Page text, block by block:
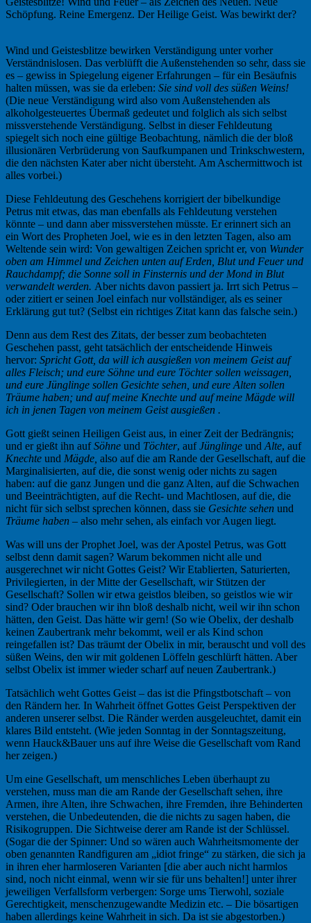
Schöpfung. Reine Emergenz. Der Heilige Geist. Was bewirkt der?
Wind und Geistesblitze bewirken Verständigung unter vorher
Verständnislosen. Das verblüfft die Außenstehenden so sehr, dass sie
es – gewiss in Spiegelung eigener Erfahrungen – für ein Besäufnis
halten müssen, was sie da erleben: Sie sind voll des süßen Weins!
(Die neue Verständigung wird also vom Außenstehenden als
alkoholgesteuertes Übermaß gedeutet und folglich als sich selbst
missverstehende Verständigung. Selbst in dieser Fehldeutung
spiegelt sich noch eine gültige Beobachtung, nämlich die der bloß
illusionären Verbrüderung von Saufkumpanen und Trinkschwestern,
die den nächsten Kater aber nicht übersteht. Am Aschermittwoch ist
alles vorbei.)
Diese Fehldeutung des Geschehens korrigiert der bibelkundige
Petrus mit etwas, das man ebenfalls als Fehldeutung verstehen
könnte – und dann aber missverstehen müsste. Er erinnert sich an
ein Wort des Propheten Joel, wie es in den letzten Tagen, also am
Weltende sein wird: Von gewaltigen Zeichen spricht er, von Wunder
oben am Himmel und Zeichen unten auf Erden, Blut und Feuer und
Rauchdampf; die Sonne soll in Finsternis und der Mond in Blut
verwandelt werden. Aber nichts davon passiert ja. Irrt sich Petrus –
oder zitiert er seinen Joel einfach nur vollständiger, als es seiner
Erklärung gut tut? (Selbst ein richtiges Zitat kann das falsche sein.)
Denn aus dem Rest des Zitats, der besser zum beobachteten
Geschehen passt, geht tatsächlich der entscheidende Hinweis
hervor: Spricht Gott, da will ich ausgießen von meinem Geist auf
alles Fleisch; und eure Söhne und eure Töchter sollen weissagen,
und eure Jünglinge sollen Gesichte sehen, und eure Alten sollen
Träume haben; und auf meine Knechte und auf meine Mägde will
ich in jenen Tagen von meinem Geist ausgießen .
Gott gießt seinen Heiligen Geist aus, in einer Zeit der Bedrängnis;
und er gießt ihn aufSöhne und Töchter, aufJünglinge und Alte, auf
Knechte und Mägde, also auf die am Rande der Gesellschaft, auf die
Marginalisierten, auf die, die sonst wenig oder nichts zu sagen
haben: auf die ganz Jungen und die ganz Alten, auf die Schwachen
und Beeinträchtigten, auf die Recht- und Machtlosen, auf die, die
nicht für sich selbst sprechen können, dass sie Gesichte sehen und
Träume haben – also mehr sehen, als einfach vor Augen liegt.
Was will uns der Prophet Joel, was der Apostel Petrus, was Gott
selbst denn damit sagen? Warum bekommen nicht alle und
ausgerechnet wir nicht Gottes Geist? Wir Etablierten, Saturierten,
Privilegierten, in der Mitte der Gesellschaft, wir Stützen der
Gesellschaft? Sollen wir etwa geistlos bleiben, so geistlos wie wir
sind? Oder brauchen wir ihn bloß deshalb nicht, weil wir ihn schon
hätten, den Geist. Das hätte wir gern! (So wie Obelix, der deshalb
keinen Zaubertrank mehr bekommt, weil er als Kind schon
reingefallen ist? Das träumt der Obelix in mir, berauscht und voll des
süßen Weins, den wir mit goldenen Löffeln geschlürft hätten. Aber
selbst Obelix ist immer wieder scharf auf neuen Zaubertrank.)
Tatsächlich weht Gottes Geist – das ist die Pfingstbotschaft – von
den Rändern her. In Wahrheit öffnet Gottes Geist Perspektiven der
anderen unserer selbst. Die Ränder werden ausgeleuchtet, damit ein
klares Bild entsteht. (Wie jeden Sonntag in der Sonntagszeitung,
wenn Hauck&Bauer uns auf ihre Weise die Gesellschaft vom Rand
her zeigen.)
Um eine Gesellschaft, um menschliches Leben überhaupt zu
verstehen, muss man die am Rande der Gesellschaft sehen, ihre
Armen, ihre Alten, ihre Schwachen, ihre Fremden, ihre Behinderten
verstehen, die Unbedeutenden, die die nichts zu sagen haben, die
Risikogruppen. Die Sichtweise derer am Rande ist der Schlüssel.
(Sogar die der Spinner: Und so wären auch Wahrheitsmomente der
oben genannten Randfiguren am „idiot fringe“ zu stärken, die sich ja
in ihren eher harmloseren Varianten [die aber auch nicht harmlos
sind, noch nicht einmal, wenn wir sie für uns behalten!] unter ihrer
jeweiligen Verfallsform verbergen: Sorge ums Tierwohl, soziale
Gerechtigkeit, menschenzugewandte Medizin etc. – Die bösartigen
haben allerdings keine Wahrheit in sich. Da ist sie abgestorben.)